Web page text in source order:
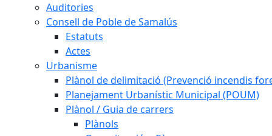
Auditories
Consell de Poble de Samalús
Estatuts
Actes
Urbanisme
Plànol de delimitació (Prevenció incendis
Planejament Urbanístic Municipal (POUM)
Plànol / Guia de carrers
Plànols